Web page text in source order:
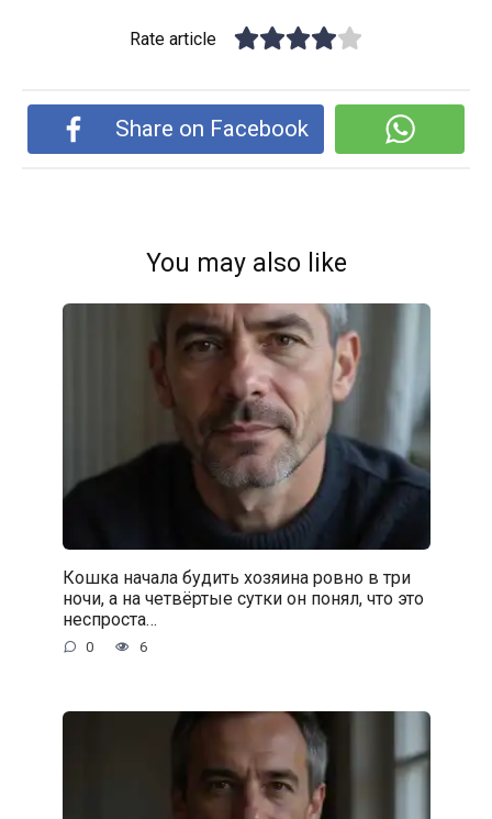
Rate article
Share on Facebook
You may also like
Кошка начала будить хозяина ровно в три
ночи, а на четвёртые сутки он понял, что это
неспроста…
0 6